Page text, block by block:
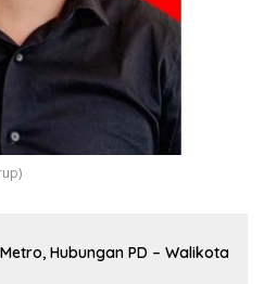
Hubungan PD – Walikota